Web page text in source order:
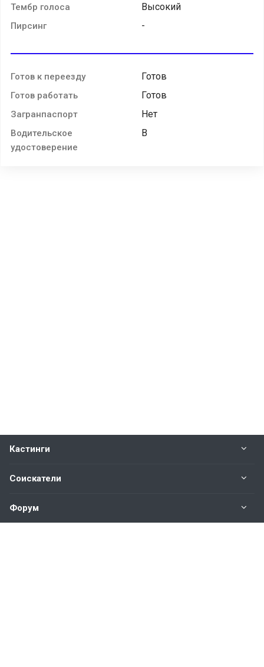
Тембр голоса Высокий
Пирсинг -
Готов к переезду Готов
Готов работать Готов
Загранпаспорт Нет
Водительское
удостоверение
B
Кастинги
Соискатели
Форум